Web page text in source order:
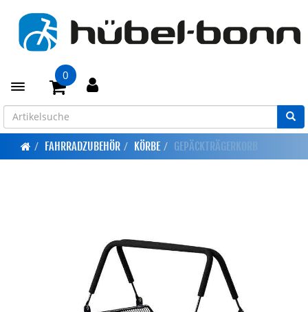
Toggle navigation
0
FAHRRADZUBEHÖR KÖRBE GEPÄCKTRÄGERKORB